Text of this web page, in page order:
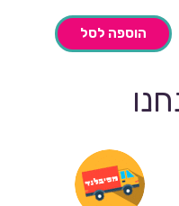
הוספה לסל